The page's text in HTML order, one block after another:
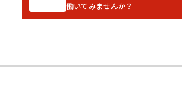
働いてみませんか？